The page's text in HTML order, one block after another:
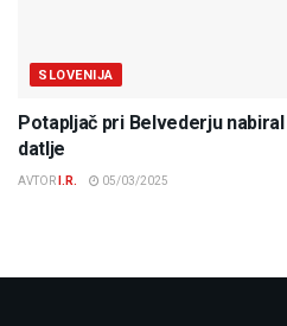
SLOVENIJA
Potapljač pri Belvederju
datlje
AVTOR I.R. 05/03/2025